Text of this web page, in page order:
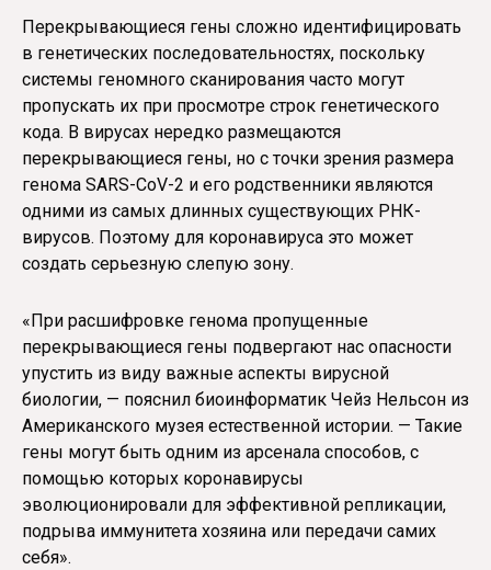
Перекрывающиеся гены сложно идентифицировать
в генетических последовательностях, поскольку
системы геномного сканирования часто могут
пропускать их при просмотре строк генетического
кода. В вирусах нередко размещаются
перекрывающиеся гены, но с точки зрения размера
генома SARS-CoV-2 и его родственники являются
одними из самых длинных существующих РНК-
вирусов. Поэтому для коронавируса это может
создать серьезную слепую зону.
«При расшифровке генома пропущенные
перекрывающиеся гены подвергают нас опасности
упустить из виду важные аспекты вирусной
биологии, — пояснил биоинформатик Чейз Нельсон из
Американского музея естественной истории. — Такие
гены могут быть одним из арсенала способов, с
помощью которых коронавирусы
эволюционировали для эффективной репликации,
подрыва иммунитета хозяина или передачи самих
себя».